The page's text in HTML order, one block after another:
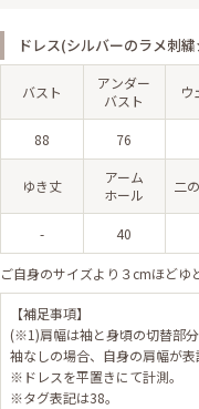
ドレス(シルバーのラメ刺
バスト
アンダー
バスト
ウ
88 76
ゆき丈
アーム
ホール
二
- 40
ご自身のサイズより３cmほどゆ
【補足事項】
(※1)肩幅は袖と身頃の切替部分
袖なしの場合、自身の肩幅が表
※ドレスを平置きにて計測。
※タグ表記は38。